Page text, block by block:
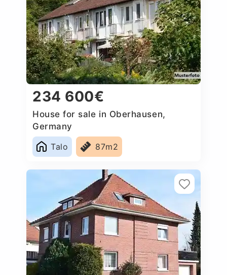
234 600€
House for sale in Oberhausen,
Germany
Talo
87m2